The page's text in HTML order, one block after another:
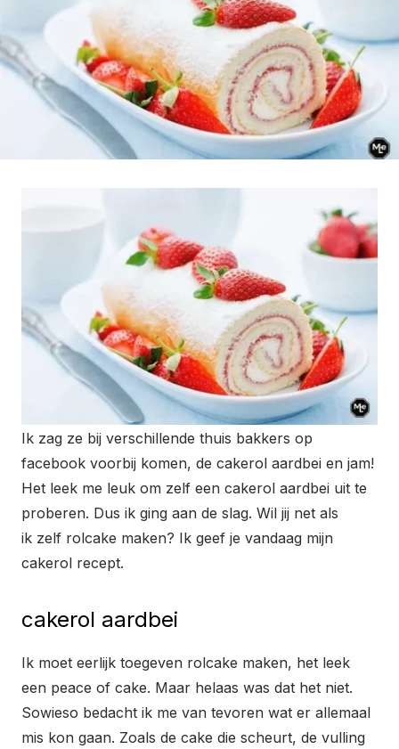
Ik zag ze bij verschillende thuis bakkers op
facebook voorbij komen, de cakerol aardbei en jam!
Het leek me leuk om zelf een cakerol aardbei uit te
proberen. Dus ik ging aan de slag. Wil jij net als
ik zelf rolcake maken? Ik geef je vandaag mijn
cakerol recept.
cakerol aardbei
Ik moet eerlijk toegeven rolcake maken, het leek
een peace of cake. Maar helaas was dat het niet.
Sowieso bedacht ik me van tevoren wat er allemaal
mis kon gaan. Zoals de cake die scheurt, de vulling